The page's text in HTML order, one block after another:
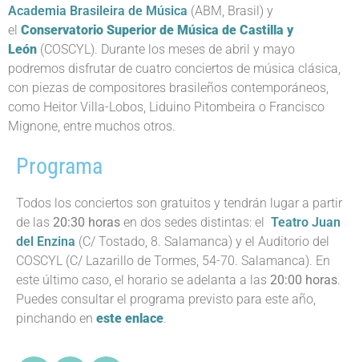
Academia Brasileira de Música (ABM, Brasil) y
el Conservatorio Superior de Música de Castilla y
León (COSCYL). Durante los meses de abril y mayo
podremos disfrutar de cuatro conciertos de música clásica,
con piezas de compositores brasileños contemporáneos,
como Heitor Villa-Lobos, Liduino Pitombeira o Francisco
Mignone, entre muchos otros.
Programa
Todos los conciertos son gratuitos y tendrán lugar a partir
de las 20:30 horas en dos sedes distintas: el Teatro Juan
del Enzina (C/ Tostado, 8. Salamanca) y el Auditorio del
COSCYL (C/ Lazarillo de Tormes, 54-70. Salamanca). En
este último caso, el horario se adelanta a las 20:00 horas.
Puedes consultar el programa previsto para este año,
pinchando en este enlace.